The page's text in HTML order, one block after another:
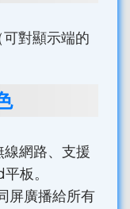
對顯示端的
網路、支援
板。
屏廣播給所有